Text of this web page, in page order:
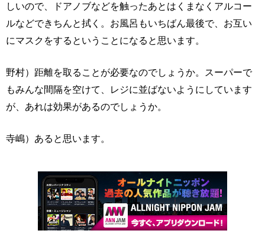
しいので、ドアノブなどを触ったあとはくまなくアルコー
ルなどできちんと拭く。お風呂もいちばん最後で、お互い
にマスクをするということになると思います。
野村）距離を取ることが必要なのでしょうか。スーパーで
もみんな間隔を空けて、レジに並ばないようにしています
が、あれは効果があるのでしょうか。
寺嶋）あると思います。